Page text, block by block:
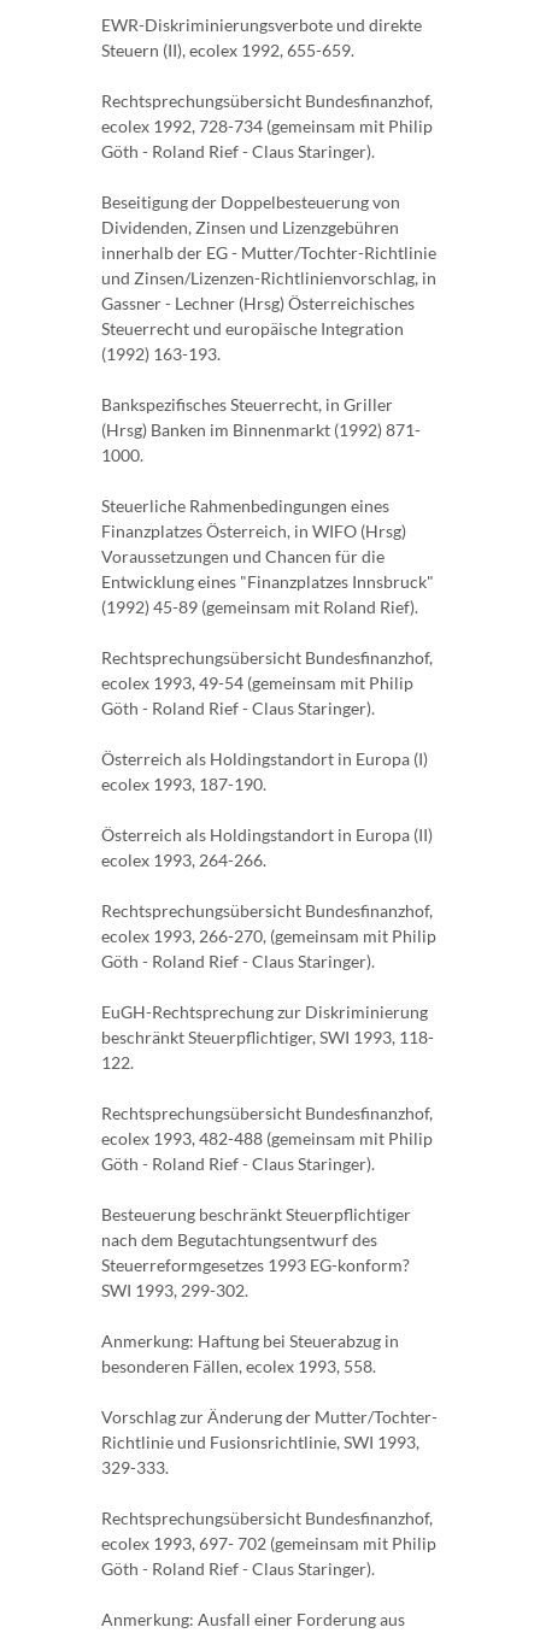
EWR-Diskriminierungsverbote und direkte
Steuern (II), ecolex 1992, 655-659.
Rechtsprechungsübersicht Bundesfinanzhof,
ecolex 1992, 728-734 (gemeinsam mit Philip
Göth - Roland Rief - Claus Staringer).
Beseitigung der Doppelbesteuerung von
Dividenden, Zinsen und Lizenzgebühren
innerhalb der EG - Mutter/Tochter-Richtlinie
und Zinsen/Lizenzen-Richtlinienvorschlag, in
Gassner - Lechner (Hrsg) Österreichisches
Steuerrecht und europäische Integration
(1992) 163-193.
Bankspezifisches Steuerrecht, in Griller
(Hrsg) Banken im Binnenmarkt (1992) 871-
1000.
Steuerliche Rahmenbedingungen eines
Finanzplatzes Österreich, in WIFO (Hrsg)
Voraussetzungen und Chancen für die
Entwicklung eines "Finanzplatzes Innsbruck"
(1992) 45-89 (gemeinsam mit Roland Rief).
Rechtsprechungsübersicht Bundesfinanzhof,
ecolex 1993, 49-54 (gemeinsam mit Philip
Göth - Roland Rief - Claus Staringer).
Österreich als Holdingstandort in Europa (I)
ecolex 1993, 187-190.
Österreich als Holdingstandort in Europa (II)
ecolex 1993, 264-266.
Rechtsprechungsübersicht Bundesfinanzhof,
ecolex 1993, 266-270, (gemeinsam mit Philip
Göth - Roland Rief - Claus Staringer).
EuGH-Rechtsprechung zur Diskriminierung
beschränkt Steuerpflichtiger, SWI 1993, 118-
122.
Rechtsprechungsübersicht Bundesfinanzhof,
ecolex 1993, 482-488 (gemeinsam mit Philip
Göth - Roland Rief - Claus Staringer).
Besteuerung beschränkt Steuerpflichtiger
nach dem Begutachtungsentwurf des
Steuerreformgesetzes 1993 EG-konform?
SWI 1993, 299-302.
Anmerkung: Haftung bei Steuerabzug in
besonderen Fällen, ecolex 1993, 558.
Vorschlag zur Änderung der Mutter/Tochter-
Richtlinie und Fusionsrichtlinie, SWI 1993,
329-333.
Rechtsprechungsübersicht Bundesfinanzhof,
ecolex 1993, 697- 702 (gemeinsam mit Philip
Göth - Roland Rief - Claus Staringer).
Anmerkung: Ausfall einer Forderung aus